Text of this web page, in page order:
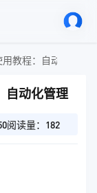
教程：自动化管理
自动化管理
阅读量：182